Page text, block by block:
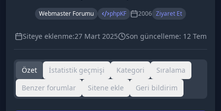
Webmaster Forumu phpKF 2006 Ziyaret Et
Siteye eklenme:27 Mart 2025 Son güncelleme: 12 Tem
Özet İstatistik geçmişi Kategori
Sıralama
Benzer forumlar
Sitene ekle Geri bildirim